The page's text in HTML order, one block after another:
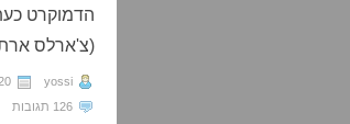
הדמוקרט
(צ'ארלס
yossi 20 במרץ
126 תגובות